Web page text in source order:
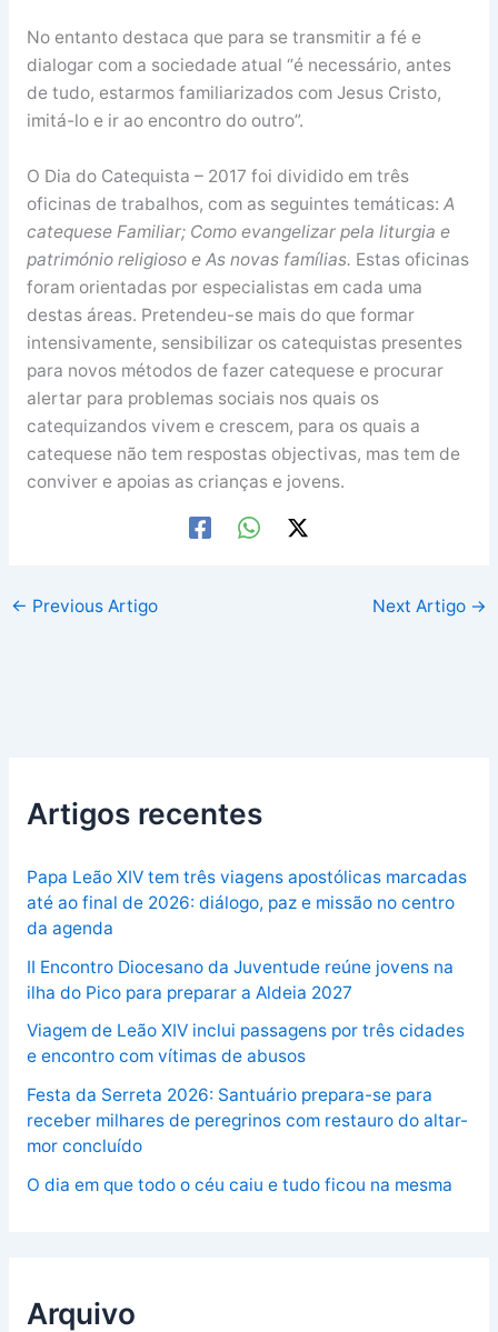
No entanto destaca que para se transmitir a fé e
dialogar com a sociedade atual “é necessário, antes
de tudo, estarmos familiarizados com Jesus Cristo,
imitá-lo e ir ao encontro do outro”.
O Dia do Catequista – 2017 foi dividido em três
oficinas de trabalhos, com as seguintes temáticas: A
catequese Familiar; Como evangelizar pela liturgia e
património religioso e As novas famílias. Estas oficinas
foram orientadas por especialistas em cada uma
destas áreas. Pretendeu-se mais do que formar
intensivamente, sensibilizar os catequistas presentes
para novos métodos de fazer catequese e procurar
alertar para problemas sociais nos quais os
catequizandos vivem e crescem, para os quais a
catequese não tem respostas objectivas, mas tem de
conviver e apoias as crianças e jovens.
← Previous Artigo Next Artigo →
Artigos recentes
Papa Leão XIV tem três viagens apostólicas marcadas
até ao final de 2026: diálogo, paz e missão no centro
da agenda
II Encontro Diocesano da Juventude reúne jovens na
ilha do Pico para preparar a Aldeia 2027
Viagem de Leão XIV inclui passagens por três cidades
e encontro com vítimas de abusos
Festa da Serreta 2026: Santuário prepara-se para
receber milhares de peregrinos com restauro do altar-
mor concluído
O dia em que todo o céu caiu e tudo ficou na mesma
Arquivo